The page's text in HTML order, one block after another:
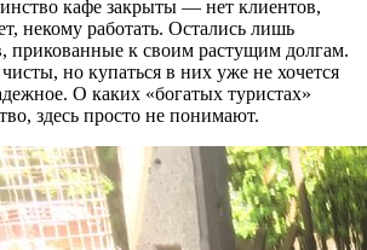
кафе закрыты — нет клиентов,
некому работать. Остались лишь
прикованные к своим растущим долгам.
но купаться в них уже не хочется
О каких «богатых туристах»
здесь просто не понимают.